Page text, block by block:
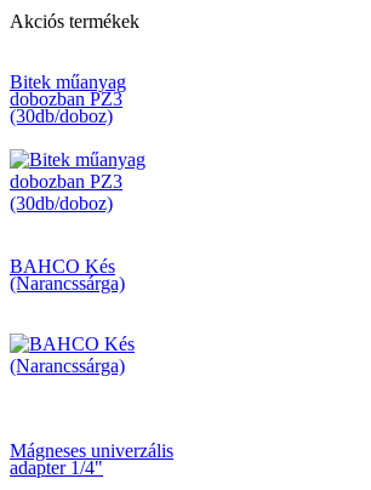
Akciós termékek
Bitek műanyag
dobozban PZ3
(30db/doboz)
BAHCO Kés
(Narancssárga)
Mágneses univerzális
adapter 1/4"